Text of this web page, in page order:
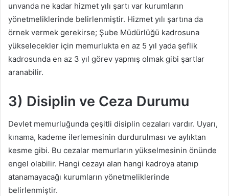
unvanda ne kadar hizmet yılı şartı var kurumların
yönetmeliklerinde belirlenmiştir. Hizmet yılı şartına da
örnek vermek gerekirse; Şube Müdürlüğü kadrosuna
yükselecekler için memurlukta en az 5 yıl yada şeflik
kadrosunda en az 3 yıl görev yapmış olmak gibi şartlar
aranabilir.
3) Disiplin ve Ceza Durumu
Devlet memurluğunda çeşitli disiplin cezaları vardır. Uyarı,
kınama, kademe ilerlemesinin durdurulması ve aylıktan
kesme gibi. Bu cezalar memurların yükselmesinin önünde
engel olabilir. Hangi cezayı alan hangi kadroya atanıp
atanamayacağı kurumların yönetmeliklerinde
belirlenmiştir.